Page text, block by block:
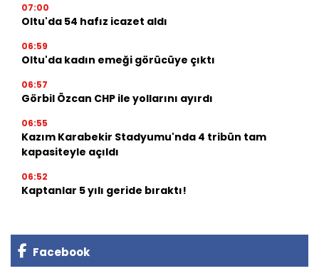
07:00
Oltu'da 54 hafız icazet aldı
06:59
Oltu'da kadın emeği görücüye çıktı
06:57
Görbil Özcan CHP ile yollarını ayırdı
06:55
Kazım Karabekir Stadyumu'nda 4 tribün tam
kapasiteyle açıldı
06:52
Kaptanlar 5 yılı geride bıraktı!
Facebook